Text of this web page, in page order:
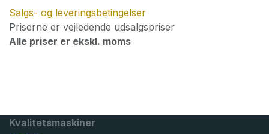
Salgs- og leveringsbetingelser
Priserne er vejledende udsalgspriser
Alle priser er ekskl. moms
Kvalitetsmaskiner